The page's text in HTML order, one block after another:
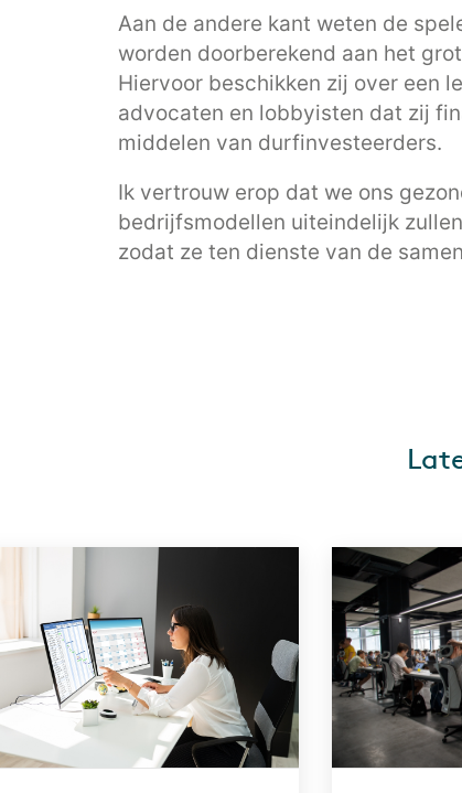
Aan de andere kant weten de
worden doorberekend aan het
Hiervoor beschikken zij over een
advocaten en lobbyisten dat zij
middelen van durfinvesteerders.
Ik vertrouw erop dat we ons
bedrijfsmodellen uiteindelijk
zodat ze ten dienste van de